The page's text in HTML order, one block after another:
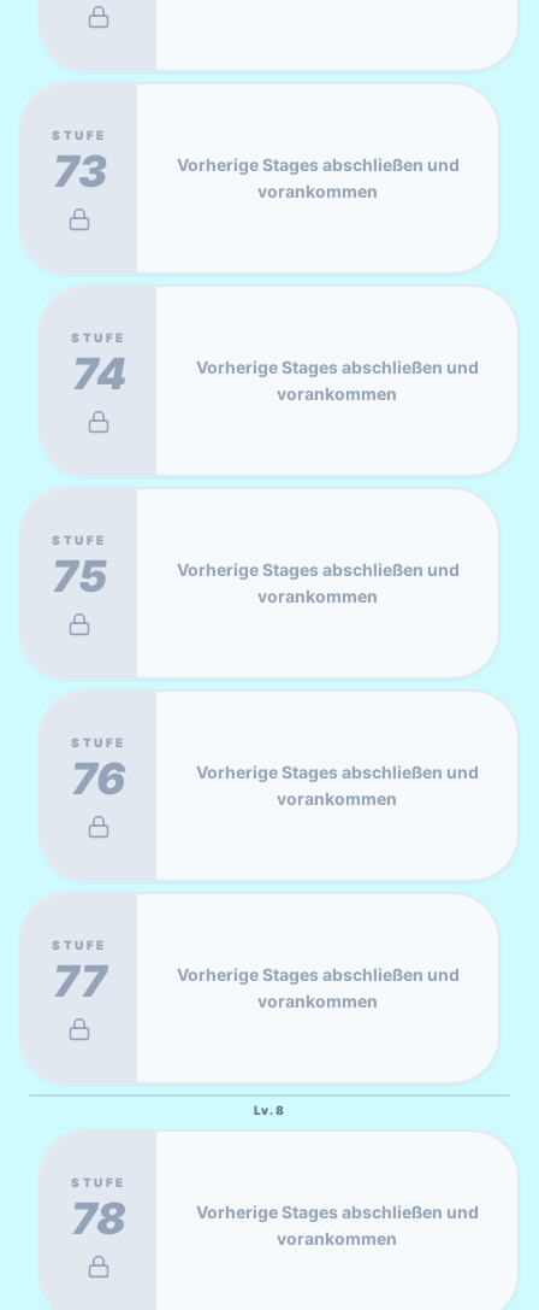
STUFE
73
Vorherige Stages abschließen und
vorankommen
STUFE
74
Vorherige Stages abschließen und
vorankommen
STUFE
75
Vorherige Stages abschließen und
vorankommen
STUFE
76
Vorherige Stages abschließen und
vorankommen
STUFE
77
Vorherige Stages abschließen und
vorankommen
Lv.8
STUFE
78
Vorherige Stages abschließen und
vorankommen